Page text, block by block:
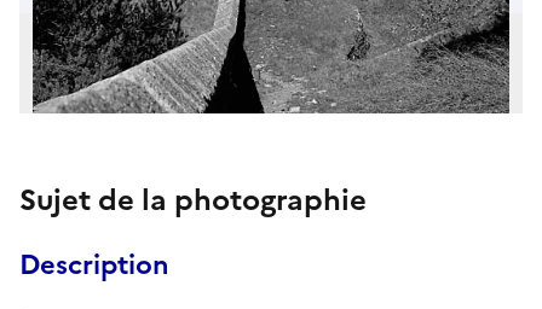
Sujet de la photographie
Description